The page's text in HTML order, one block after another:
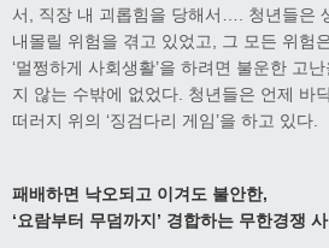
서, 직장 내 괴롭힘을 당해서…. 청년들은
내몰릴 위험을 겪고 있었고, 그 모든 위험
‘멀쩡하게 사회생활’을 하려면 불운한 고
지 않는 수밖에 없었다. 청년들은 언제 바
떠러지 위의 ‘징검다리 게임’을 하고 있다.
패배하면 낙오되고 이겨도 불안한,
‘요람부터 무덤까지 ’ 경합하는 무한경쟁 사